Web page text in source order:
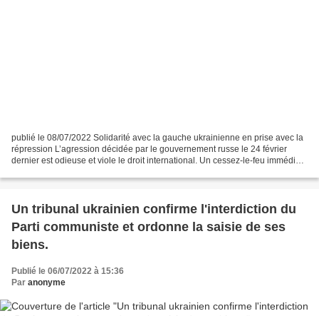
publié le 08/07/2022 Solidarité avec la gauche ukrainienne en prise avec la
répression L’agression décidée par le gouvernement russe le 24 février
dernier est odieuse et viole le droit international. Un cessez-le-feu immédiat
Un tribunal ukrainien confirme l'interdiction du
Parti communiste et ordonne la saisie de ses
biens.
Publié le 06/07/2022 à 15:36
Par anonyme